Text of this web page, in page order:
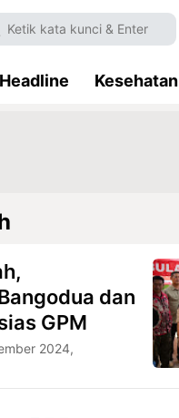
Headline Kesehatan
dan
GPM
2024,